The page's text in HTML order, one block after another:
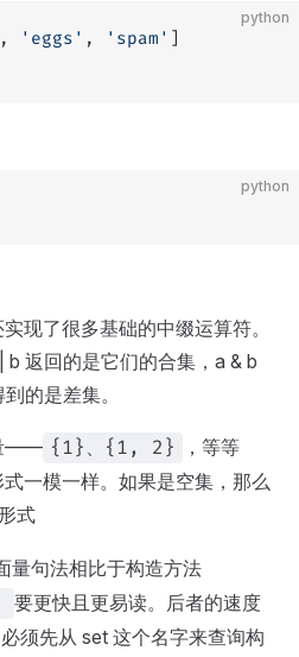
python
, 'eggs' , 'spam' ]
python
现了很多基础的中缀运算符。
返回的是它们的合集，a & b
的是差集。
—— {1}、{1, 2}
，等等
一模一样。如果是空集，那么
式
量句法相比于构造方法
要更快且更易读。后者的速度
须先从 set 这个名字来查询构